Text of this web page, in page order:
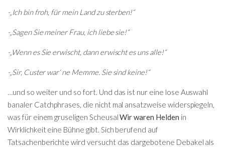
-„Ich bin froh, für mein Land zu sterben!“
-„Sagen Sie meiner Frau, ich liebe sie!“
-„Wenn es Sie erwischt, dann erwischt es uns alle!“
-„Sir, Custer war‘ ne Memme. Sie sind keine!“
…und so weiter und so fort. Und das ist nur eine lose Auswahl
banaler Catchphrases, die nicht mal ansatzweise widerspiegeln,
was für einem gruseligen ScheusalWir waren Helden in
Wirklichkeit eine Bühne gibt. Sich berufend auf
Tatsachenberichte wird versucht das dargebotene Debakel als